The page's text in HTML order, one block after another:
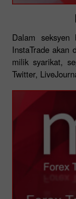
Dalam
InstaTrade akan
milik syarikat,
Twitter,